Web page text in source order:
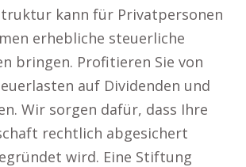
kann für Privatpersonen
erhebliche steuerliche
bringen. Profitieren Sie von
auf Dividenden und
Wir sorgen dafür, dass Ihre
rechtlich abgesichert
wird. Eine Stiftung